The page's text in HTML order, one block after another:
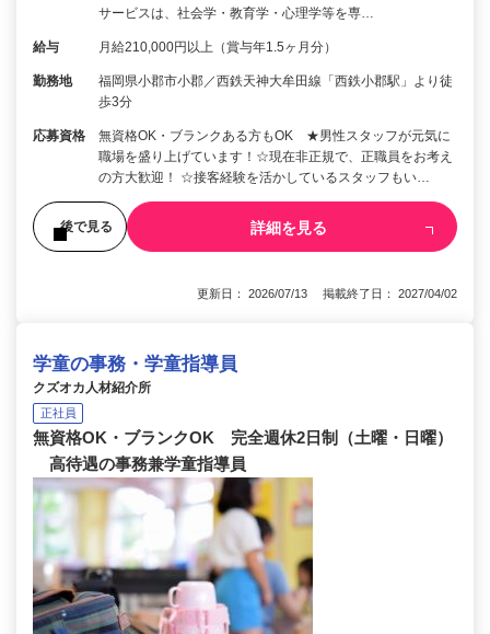
サービスは、社会学・教育学・心理学等を専…
給与 月給210,000円以上（賞与年1.5ヶ月分）
勤務地
福岡県小郡市小郡／西鉄天神大牟田線「西鉄小郡駅」より徒
歩3分
応募資格
無資格OK・ブランクある方もOK ★男性スタッフが元気に
職場を盛り上げています！☆現在非正規で、正職員をお考え
の方大歓迎！ ☆接客経験を活かしているスタッフもい…
後で見る 詳細を見る
更新日： 2026/07/13 掲載終了日： 2027/04/02
学童の事務・学童指導員
クズオカ人材紹介所
正社員
無資格OK・ブランクOK 完全週休2日制（土曜・日曜）
高待遇の事務兼学童指導員